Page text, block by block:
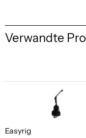
Verwandte
Easyrig